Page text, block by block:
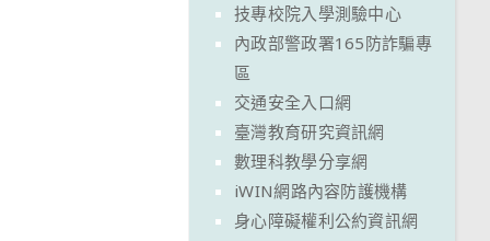
技專校院入學測驗中心
內政部警政署165防詐騙專
區
交通安全入口網
臺灣教育研究資訊網
數理科教學分享網
iWIN網路內容防護機構
身心障礙權利公約資訊網